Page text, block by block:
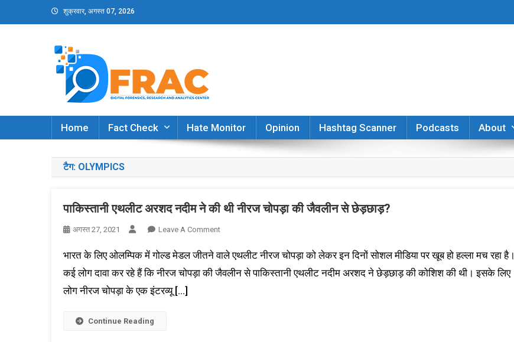
to
शुक्रवार, अगस्त 07, 2026
DFRAC_ORG
Digital Forensics, Research and Analytics Center
Home
Fact Check Hate Monitor Opinion Hashtag Scanner Podcasts About
टैग: OLYMPICS
पाकिस्तानी एथलीट अरशद नदीम ने की थी नीरज चोपड़ा की जैवलीन से छेड़छाड़?
अगस्त 27, 2021 Leave A CommentOn
एथलीट
अरशद
भारत के लिए ओलम्पिक में गोल्ड मेडल जीतने वाले एथलीट नीरज चोपड़ा को लेकर इन दिनों सोशल मीडिया पर खूब हो हल्ला मच रहा है।
कई लोग दावा कर रहे हैं कि नीरज चोपड़ा की जैवलीन से पाकिस्तानी एथलीट नदीम अरशद ने छेड़छाड़ की कोशिश की थी। इसके लिए
लोग नीरज चोपड़ा के एक इंटरव्यू […]
Continue Reading